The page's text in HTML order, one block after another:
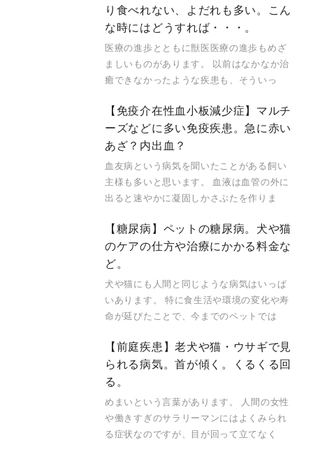
り食べれない、よだれも多い。こん
な時にはどうすれば・・・。
医療の進歩とともに獣医医療の進歩もめざ
ましいものがあります。 以前はなかなか治
癒できなかったような疾患も、そういっ
【免疫介在性血小板減少症】マルチ
ーズなどに多い免疫疾患。急に赤い
あざ？内出血？
血友病という病気を聞いたことがある飼い
主様も多いと思います。 血液は血管の外に
出ると速やかに凝固しかさぶたを作りま
【糖尿病】ペットの糖尿病。犬や猫
のケアの仕方や治療にかかる料金な
ど。
犬や猫にも人間と同じような病気はいっぱ
いあります。 特に食生活や環境の変化や寿
命が延びたことで、今までのペットでは
【前庭疾患】老犬や猫・ウサギで見
られる病気。首が傾く。くるくる回
る。
めまいという言葉があります。 人間の女性
や働きすぎのサラリーマンにはよくみられ
る症状なのですが、目が回って立てなく